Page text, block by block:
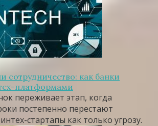
сотрудничество: как банки
платформами
переживает этап, когда
постепенно перестают
стартапы как только угрозу.